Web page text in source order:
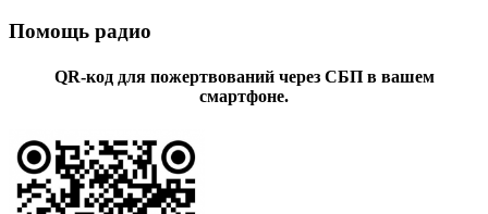
Помощь радио
QR-код для пожертвований через СБП в вашем
смартфоне.